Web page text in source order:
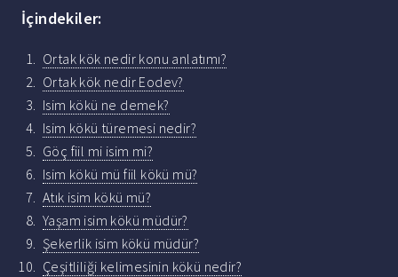
İçindekiler:
Ortak kök nedir konu anlatımı?
Ortak kök nedir Eodev?
Isim kökü ne demek?
Isim kökü türemesi nedir?
Göç fiil mi isim mi?
Isim kökü mü fiil kökü mü?
Atık isim kökü mü?
Yaşam isim kökü müdür?
Şekerlik isim kökü müdür?
Çeşitliliği kelimesinin kökü nedir?